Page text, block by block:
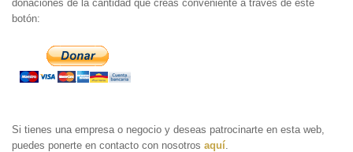
donaciones de la cantidad que creas conveniente a través de este
botón:
Si tienes una empresa o negocio y deseas patrocinarte en esta web,
puedes ponerte en contacto con nosotros aquí